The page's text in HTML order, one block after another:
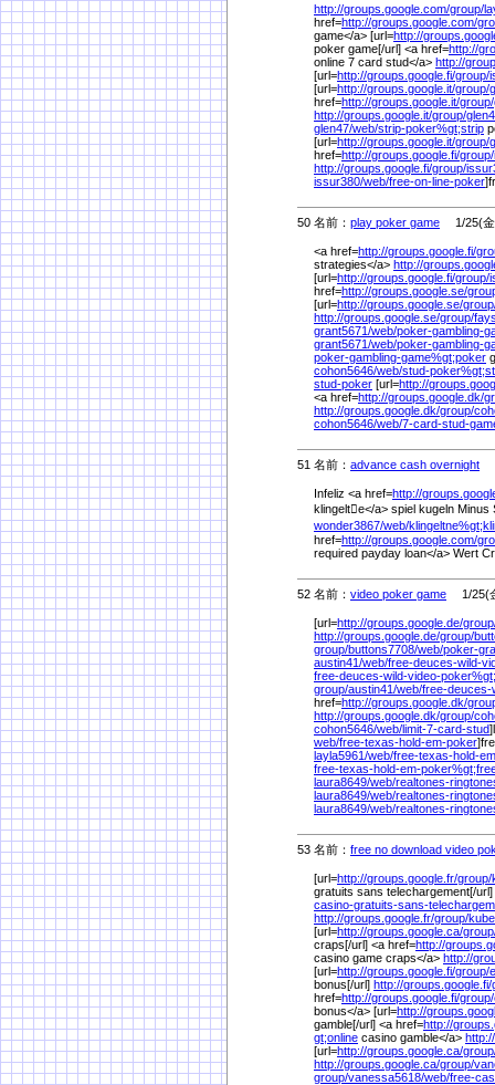
http://groups.google.com/group/
href=http://groups.google.com/
game</a> [url=http://
poker game[/url] <a href=http://
online 7 card stud</a> http://
[url=http://groups.google.fi/group/
[url=http://groups.google.it/group/
href=http://groups.google.it/group/
http://groups.google.it/group/
glen47/web/strip-poker%gt;strip
[url=http://groups.google.it/group/
href=http://groups.google.fi/group/
http://groups.google.fi/group/
issur380/web/free-on-line-poker
50 名前： play poker game 1/25(金
<a href=http://groups.google.fi/
strategies</a> http://
[url=http://groups.google.fi/group/
href=http://groups.google.se/
[url=http://groups.google.se/
http://groups.google.se/group/
grant5671/web/poker-gambling-
grant5671/web/poker-gambling-
poker-gambling-game%gt;poker
cohon5646/web/stud-poker%
stud-poker [url=http://
<a href=http://groups.google.dk/
http://groups.google.dk/group/
cohon5646/web/7-card-stud-
51 名前： advance cash overnight
Infeliz <a href=http://
klingelte</a> spiel kugeln Minus
wonder3867/web/klingeltne%
href=http://groups.google.com/
required payday loan</a> Wert
52 名前： video poker game 1/25(
[url=http://groups.google.de/
http://groups.google.de/group/
group/buttons7708/web/poker-
austin41/web/free-deuces-wild-
free-deuces-wild-video-poker%
group/austin41/web/free-deuces-
href=http://groups.google.dk/
http://groups.google.dk/group/
cohon5646/web/limit-7-card-stud
web/free-texas-hold-em-poker
layla5961/web/free-texas-hold-
free-texas-hold-em-poker%
laura8649/web/realtones-
laura8649/web/realtones-
laura8649/web/realtones-
53 名前： free no download video
[url=http://groups.google.fr/group/
gratuits sans telechargement[/url]
casino-gratuits-sans-
http://groups.google.fr/group/
[url=http://groups.google.ca/
craps[/url] <a href=http://
casino game craps</a> http://
[url=http://groups.google.fi/group/
bonus[/url] http://groups.google.fi/
href=http://groups.google.fi/group/
bonus</a> [url=http://
gamble[/url] <a href=http://
gt;online casino gamble</a>
[url=http://groups.google.ca/
http://groups.google.ca/group/
group/vanessa5618/web/free-